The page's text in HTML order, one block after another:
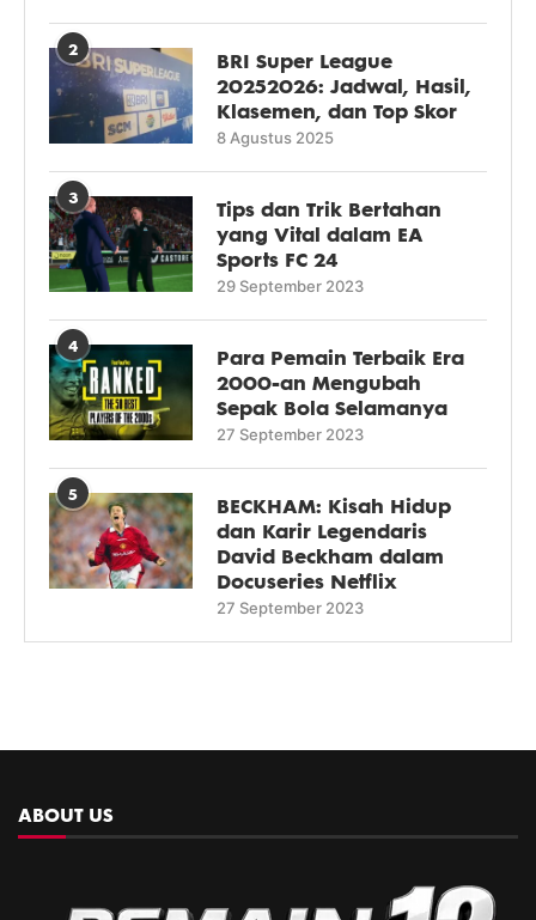
2
BRI Super League
20252026: Jadwal, Hasil,
Klasemen, dan Top Skor
8 Agustus 2025
3
Tips dan Trik Bertahan
yang Vital dalam EA
Sports FC 24
29 September 2023
4
Para Pemain Terbaik Era
2000-an Mengubah
Sepak Bola Selamanya
27 September 2023
5
BECKHAM: Kisah Hidup
dan Karir Legendaris
David Beckham dalam
Docuseries Netflix
27 September 2023
ABOUT US